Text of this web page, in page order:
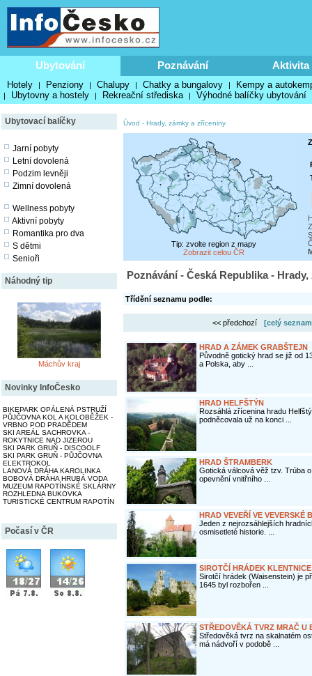
Ubytování Poznávání Aktivita
Hotely | Penziony | Chalupy | Chatky a bungalovy | Kempy a
| Ubytovny a hostely | Rekreační střediska | Výhodné balíčky ubytování
Ubytovací balíčky
Jarní pobyty
Letní dovolená
Podzim levněji
Zimní dovolená
Wellness pobyty
Aktivní pobyty
Romantika pro dva
S dětmi
Senioři
Náhodný tip
Máchův kraj
Novinky InfoČesko
BIKEPARK OPÁLENÁ PSTRUŽÍ
PŮJČOVNA KOL A KOLOBĚŽEK -
VRBNO POD PRADĚDEM
SKI AREÁL SACHROVKA -
ROKYTNICE NAD JIZEROU
SKI PARK GRUŇ - DISCGOLF
SKI PARK GRUŇ - PŮJČOVNA
ELEKTROKOL
LANOVÁ DRÁHA KAROLINKA
BOBOVÁ DRÁHA HRUBÁ VODA
MUZEUM RAPOTÍNSKÉ SKLÁRNY
ROZHLEDNA BUKOVKA
TURISTICKÉ CENTRUM RAPOTÍN
Počasí v ČR
Úvod - Hrady, zámky a zříceniny
Tip: zvolte region z mapy
Zobrazit celou ČR
Poznávání - Česká Republika -
Třídění seznamu podle:
<< předchozí [celý
HRAD A ZÁMEK GRABŠTEJN
Původně gotický hrad se již od
a Polska, aby ...
HRAD HELFŠTÝN
Rozsáhlá zřícenina hradu
podněcovala už na konci ...
HRAD ŠTRAMBERK
Gotická válcová věž tzv. Trúba
opevnění vnitřního ...
HRAD VEVEŘÍ VE VEVERSKÉ
Jeden z nejrozsáhlejších
osmisetleté historie. ...
SIROTČÍ HRÁDEK KLENTNICE
Sirotčí hrádek (Waisenstein) je
1645 byl rozbořen ...
STŘEDOVĚKÁ TVRZ MRAČ U
Středověká tvrz na skalnatém
má nádvoří v podobě ...